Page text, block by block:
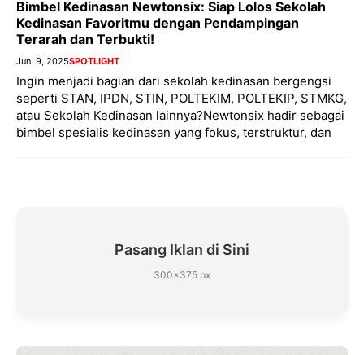
Bimbel Kedinasan Newtonsix: Siap Lolos Sekolah
Kedinasan Favoritmu dengan Pendampingan
Terarah dan Terbukti!
Jun. 9, 2025SPOTLIGHT
Ingin menjadi bagian dari sekolah kedinasan bergengsi
seperti STAN, IPDN, STIN, POLTEKIM, POLTEKIP, STMKG,
atau Sekolah Kedinasan lainnya?Newtonsix hadir sebagai
bimbel spesialis kedinasan yang fokus, terstruktur, dan
Pasang Iklan di Sini
300×375 px